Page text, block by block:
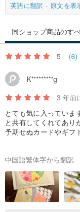
英語に翻訳
原文を表
同ショップ商品のす
5 (6)
K*********g
3 年前
とても気に入っていま
と共有してくれてあり
予期せぬカードやギフ
中国語繁体字から翻訳